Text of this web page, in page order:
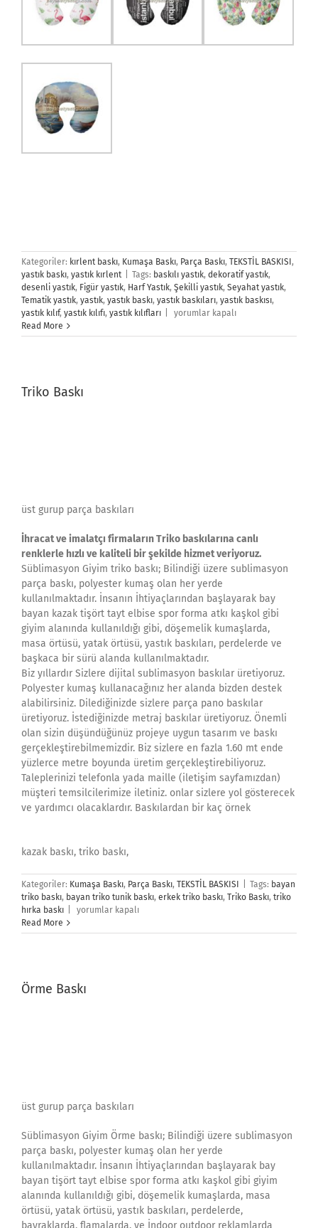
Kategoriler: kırlent baskı, Kumaşa Baskı, Parça Baskı, TEKSTİL BASKISI,
yastık baskı, yastık kırlent Tags: baskılı yastık, dekoratif yastık,
desenli yastık, Figür yastık, Harf Yastık, Şekilli yastık, Seyahat yastık,
Tematik yastık, yastık, yastık baskı, yastık baskıları, yastık baskısı,
yastık kılıf, yastık kılıfı, yastık kılıfları
Yastık
yorumlar kapalı
Read More
Triko Baskı
üst gurup parça baskıları
İhracat ve imalatçı firmaların Triko baskılarına canlı
renklerle hızlı ve kaliteli bir şekilde hizmet veriyoruz.
Süblimasyon Giyim triko baskı; Bilindiği üzere sublimasyon
parça baskı, polyester kumaş olan her yerde
kullanılmaktadır. İnsanın İhtiyaçlarından başlayarak bay
bayan kazak tişört tayt elbise spor forma atkı kaşkol gibi
giyim alanında kullanıldığı gibi, döşemelik kumaşlarda,
masa örtüsü, yatak örtüsü, yastık baskıları, perdelerde ve
başkaca bir sürü alanda kullanılmaktadır.
Biz yıllardır Sizlere dijital sublimasyon baskılar üretiyoruz.
Polyester kumaş kullanacağınız her alanda bizden destek
alabilirsiniz. Dilediğinizde sizlere parça pano baskılar
üretiyoruz. İstediğinizde metraj baskılar üretiyoruz. Önemli
olan sizin düşündüğünüz projeye uygun tasarım ve baskı
gerçekleştirebilmemizdir. Biz sizlere en fazla 1.60 mt ende
yüzlerce metre boyunda üretim gerçekleştirebiliyoruz.
Taleplerinizi telefonla yada maille (iletişim sayfamızdan)
müşteri temsilcilerimize iletiniz. onlar sizlere yol gösterecek
ve yardımcı olacaklardır. Baskılardan bir kaç örnek
kazak baskı, triko baskı,
Kategoriler: Kumaşa Baskı, Parça Baskı, TEKSTİL BASKISI Tags: bayan
triko baskı, bayan triko tunik baskı, erkek triko baskı, Triko Baskı, triko
hırka baskı
Triko
için
yorumlar kapalı
Read More
Örme Baskı
üst gurup parça baskıları
Süblimasyon Giyim Örme baskı; Bilindiği üzere sublimasyon
parça baskı, polyester kumaş olan her yerde
kullanılmaktadır. İnsanın İhtiyaçlarından başlayarak bay
bayan tişört tayt elbise spor forma atkı kaşkol gibi giyim
alanında kullanıldığı gibi, döşemelik kumaşlarda, masa
örtüsü, yatak örtüsü, yastık baskıları, perdelerde,
bayraklarda, flamalarda, ve İndoor outdoor reklamlarda